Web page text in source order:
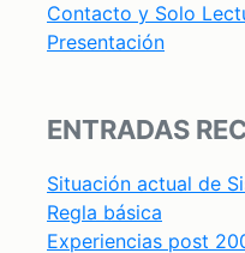
Contacto y Solo
Presentación
ENTRADAS
Situación actual de
Regla básica
Experiencias post